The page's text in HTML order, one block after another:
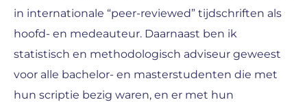
in internationale “peer-reviewed” tijdschriften als
hoofd- en medeauteur. Daarnaast ben ik
statistisch en methodologisch adviseur geweest
voor alle bachelor- en masterstudenten die met
hun scriptie bezig waren, en er met hun